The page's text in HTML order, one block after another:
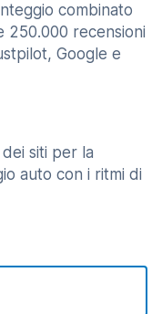
combinato
250.000 recensioni
Google e
siti per la
auto con i ritmi di